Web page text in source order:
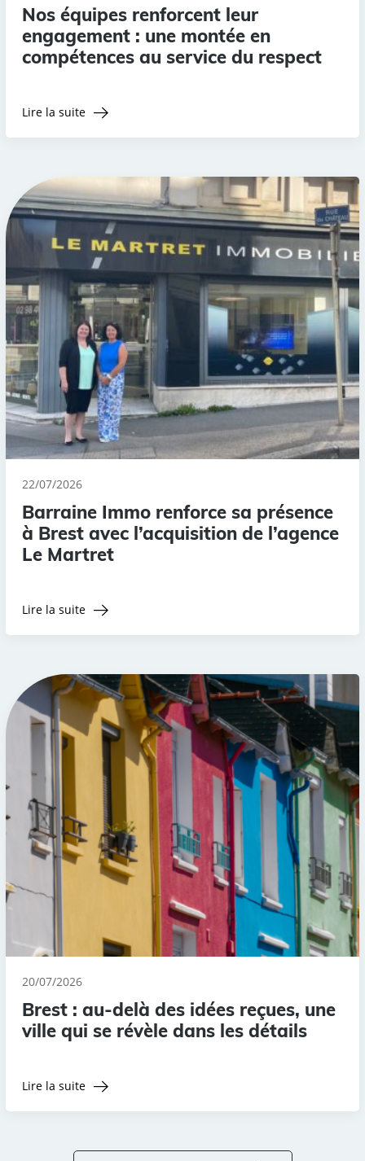
Nos équipes renforcent leur
engagement : une montée en
compétences au service du respect
Lire la suite
22/07/2026
Barraine Immo renforce sa présence
à Brest avec l’acquisition de l’agence
Le Martret
Lire la suite
20/07/2026
Brest : au-delà des idées reçues, une
ville qui se révèle dans les détails
Lire la suite